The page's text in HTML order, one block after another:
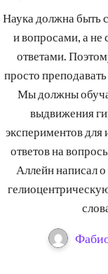
Наука должна быть
и вопросами, а не
ответами.
просто
Мы должны
выдвижения
экспериментов
ответов на
Аллейн написал